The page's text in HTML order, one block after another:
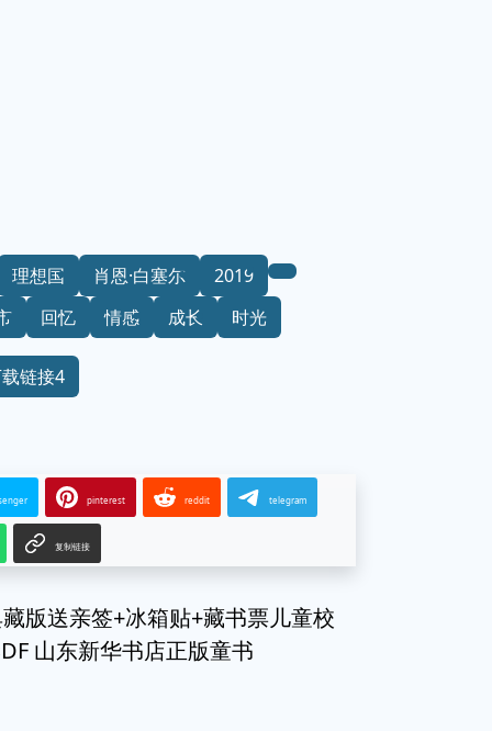
理想国 肖恩·白塞尔
2019
回忆 情感 成长 时光
链接4
pinterest reddit telegram
复制链接
版送亲签+冰箱贴+藏书票儿童校
山东新华书店正版童书